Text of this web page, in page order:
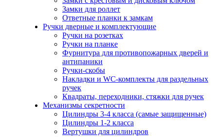
Замки для роллет
Ответные планки к замкам
Ручки дверные и комплектующие
Ручки на розетках
Ручки на планке
Фурнитура для противопожарных дверей и
антипаники
Ручки-скобы
Накладки и WC-комплекты для раздельных
ручек
Квадраты, переходники, стяжки для ручек
Механизмы секретности
Цилиндры 3-4 класса (самые защищенные)
Цилиндры 1-2 класса
Вертушки для цилиндров